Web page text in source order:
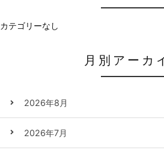
カテゴリーなし
月別アーカ
2026年8月
2026年7月